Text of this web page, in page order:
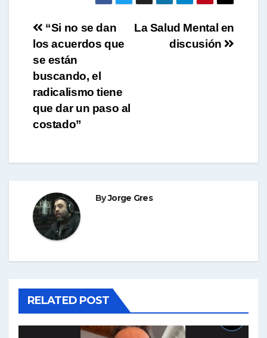
p
Navegación
de
entradas
La Salud Mental en
discusión
“Si no se dan
los acuerdos que
se están
buscando, el
radicalismo tiene
que dar un paso al
costado”
ByJorge Gres
RELATED POST